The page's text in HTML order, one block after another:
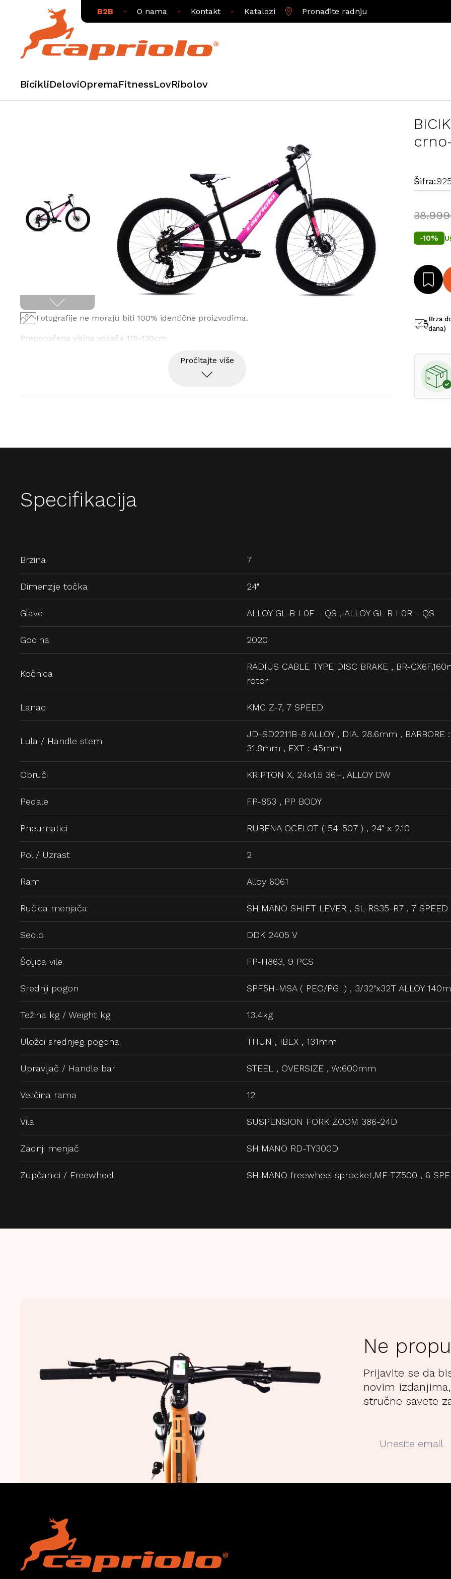
B2B - O nama - Kontakt - Katalozi Pronađite radnju
BicikliDeloviOpremaFitnessLovRibolov
Fotografije ne moraju biti 100% identične proizvodima.
Preporučena visina vozača 115-130cm
Pročitajte više
Šifra:
-10%
Brza
dana)
Specifikacija
Brzina 7
Dimenzije točka 24"
Glave ALLOY GL-B I 0F - QS , ALLOY GL-B I 0R - QS
Godina 2020
Kočnica
RADIUS CABLE TYPE DISC BRAKE , BR-
rotor
Lanac KMC Z-7, 7 SPEED
Lula / Handle stem
JD-SD2211B-8 ALLOY , DIA. 28.6mm , BARBORE :
31.8mm , EXT : 45mm
Obruči KRIPTON X, 24x1.5 36H, ALLOY DW
Pedale FP-853 , PP BODY
Pneumatici RUBENA OCELOT ( 54-507 ) , 24" x 2.10
Pol / Uzrast 2
Ram Alloy 6061
Ručica menjača SHIMANO SHIFT LEVER , SL-RS35-R7 , 7 SPEED
Sedlo DDK 2405 V
Šoljica vile FP-H863, 9 PCS
Srednji pogon SPF5H-MSA ( PEO/PGI ) , 3/32"x32T ALLOY
Težina kg / Weight kg 13.4kg
Uložci srednjeg pogona THUN , IBEX , 131mm
Upravljač / Handle bar STEEL , OVERSIZE , W:600mm
Veličina rama 12
Vila SUSPENSION FORK ZOOM 386-24D
Zadnji menjač SHIMANO RD-TY300D
Zupčanici / Freewheel SHIMANO freewheel sprocket,MF-TZ500 , 6
Ne
Prijavite se da
novim
stručne savete